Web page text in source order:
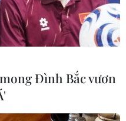
chế đi lại giữa hai
thể sẽ được hai bên
.
Đình Bắc vươn